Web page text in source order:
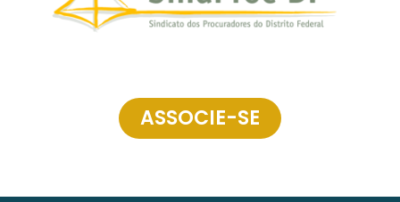
ASSOCIE-SE